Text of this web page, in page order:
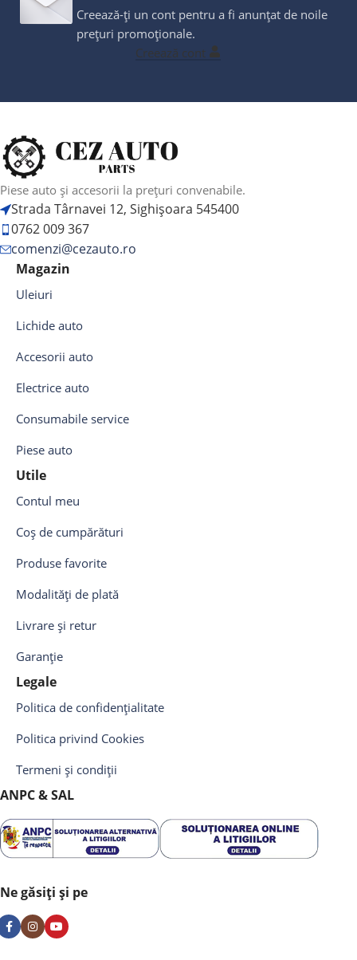
Creează-ți un cont pentru a fi anunțat de noile
prețuri promoționale.
Creează cont
Piese auto și accesorii la prețuri convenabile.
Strada Târnavei 12, Sighișoara 545400
0762 009 367
comenzi@cezauto.ro
Magazin
Uleiuri
Lichide auto
Accesorii auto
Electrice auto
Consumabile service
Piese auto
Utile
Contul meu
Coș de cumpărături
Produse favorite
Modalități de plată
Livrare și retur
Garanție
Legale
Politica de confidențialitate
Politica privind Cookies
Termeni și condiții
ANPC & SAL
Ne găsiți și pe